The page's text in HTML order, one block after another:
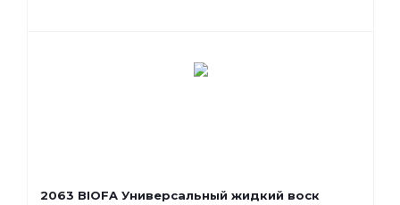
2063 BIOFA Универсальный жидкий воск